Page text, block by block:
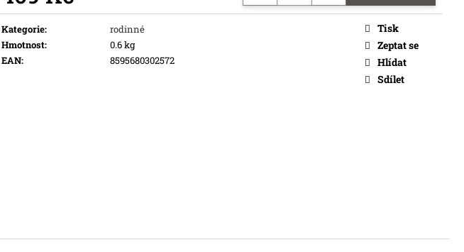
Měrná
cena:
Kategorie:
rodinné
Hmotnost:
0.6 kg
EAN: 8595680302572
Tisk
Zeptat se
Hlídat
Sdílet
Původně:169 Kč